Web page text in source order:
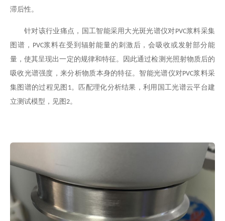
滞后性。
针对该行业痛点，国工智能采用大光斑光谱仪对PVC浆料采集
图谱， PVC浆料在受到辐射能量的刺激后，会吸收或发射部分能
量，使其呈现出一定的规律和特征。因此通过检测光照射物质后的
吸收光谱强度，来分析物质本身的特征。智能光谱仪对PVC浆料采
集图谱的过程见图 1。匹配理化分析结果，利用国工光谱云平台建
立测试模型，见图 2。